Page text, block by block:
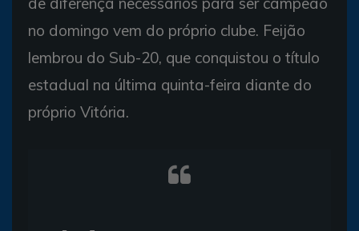
no domingo vem do próprio clube. Feijão
lembrou do Sub-20, que conquistou o título
estadual na última quinta-feira diante do
próprio Vitória.